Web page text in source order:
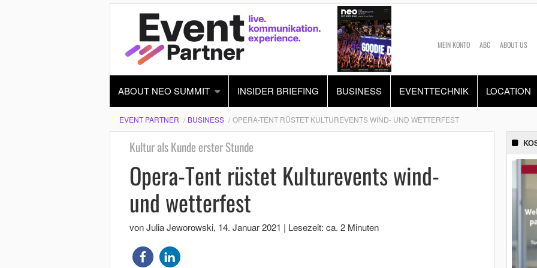
MEIN KONTO ABC ABOUT US
ABOUT NEO SUMMIT INSIDER BRIEFING BUSINESS EVENTTECHNIK LOCATION
EVENT PARTNER BUSINESS OPERA-TENT RÜSTET KULTUREVENTS WIND- UND WETTERFEST
Kultur als Kunde erster Stunde
Opera-Tent rüstet Kulturevents wind-
und wetterfest
von Julia Jeworowski, 14. Januar 2021 | Lesezeit: ca. 2 Minuten